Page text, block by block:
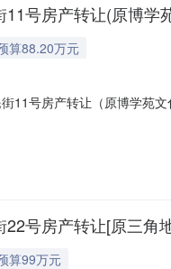
号房产转让(原博学
算88.20万元
11号房产转让（原博学
号房产转让[原三角
算99万元